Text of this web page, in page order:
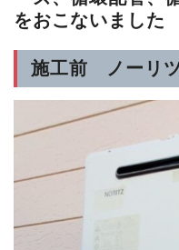
をおこないました
施工前 ノーリ